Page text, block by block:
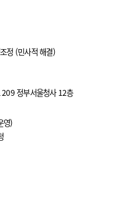
정 (민사적 해결)
정부서울청사 12층
영)